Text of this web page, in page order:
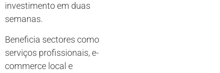
investimento em duas
semanas.
Beneficia sectores como
serviços profissionais, e-
commerce local e